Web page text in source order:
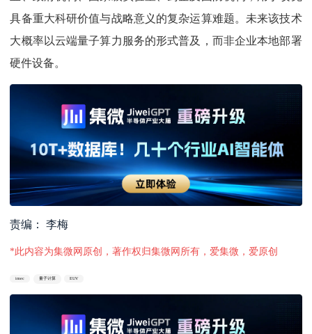
具备重大科研价值与战略意义的复杂运算难题。未来该技术
大概率以云端量子算力服务的形式普及，而非企业本地部署
硬件设备。
责编： 李梅
*此内容为集微网原创，著作权归集微网所有，爱集微，爱原创
imec 量子计算 EUV